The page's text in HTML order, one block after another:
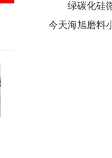
绿碳化硅微
今天海旭磨料